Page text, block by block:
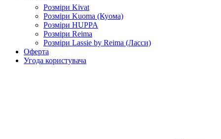
Розміри Kivat
Розміри Kuoma (Куома)
Розміри HUPPA
Розміри Reima
Розміри Lassie by Reima (Ласси)
Оферта
Угода користувача